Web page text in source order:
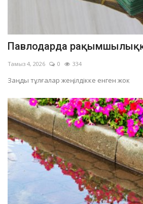
Павлодарда рақымшылыққа
Тамыз 4, 2026 0 334
Заңды тұлғалар жеңілдікке енген жоқ.